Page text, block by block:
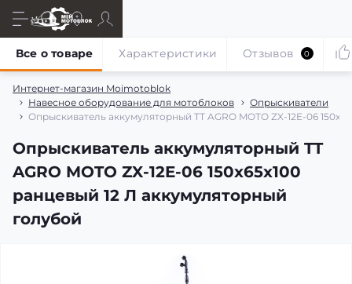
Интернет-магазин Moimotoblok
Навесное оборудование для мотоблоков
Опрыскиватели
Опрыскиватель аккумуляторный TT AGRO MOTO ZX-12E-06
Опрыскиватель аккумуляторный TT
AGRO MOTO ZX-12E-06 150x65x100
ранцевый 12 Л аккумуляторный
голубой
Все о товаре Характеристики Отзывов 0